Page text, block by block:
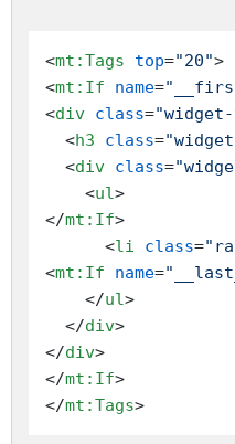
<mt:Tags top="20">
<mt:If name=
<div class=
<h3 class=
<div class=
<ul>
</mt:If>
<li class=
<mt:If name=
</ul>
</div>
</div>
</mt:If>
</mt:Tags>